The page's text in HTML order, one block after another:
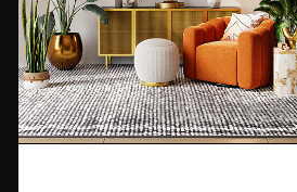
Redazione